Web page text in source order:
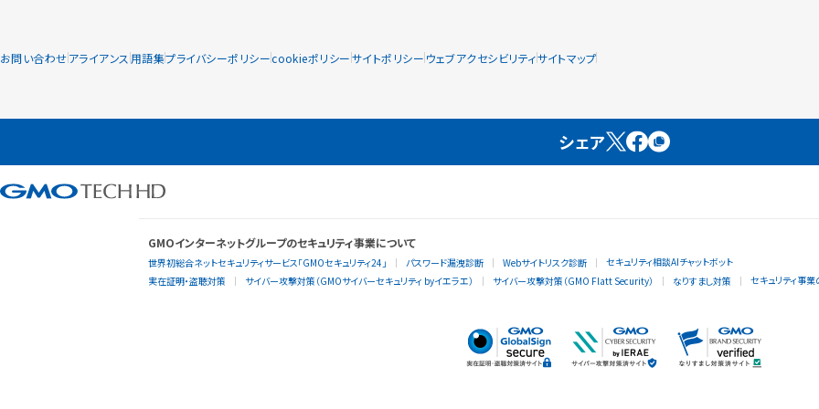
お問い合わせアライアンス 用語集プライバシーポリシーcookieポリシーサイトポリシー ウェブアクセシビリティサイトマップ
シェア
GMOインターネットグループのセキュリティ事業について
世界初総合ネットセキュリティサービス「GMOセキュリティ24」 パスワード漏洩診断 Webサイトリスク診断
セキュリティ相談AIチャットボット
実在証明・盗聴対策
サイバー攻撃対策（GMOサイバーセキュリティ byイエラエ） サイバー攻撃対策（GMO Flatt Security） なりすまし対策 セキュリティ事